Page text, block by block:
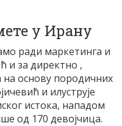
у Ирану
ради маркетинга и
и за директно ,
основу породичних
и илуструје
истока, нападом
од 170 девојчица.